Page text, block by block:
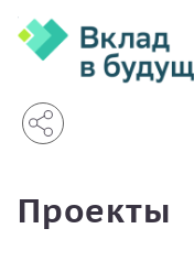
Проекты